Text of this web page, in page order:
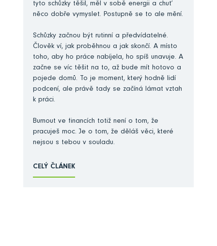
tyto schůzky těšil, měl v sobě energii a chuť
něco dobře vymyslet. Postupně se to ale mění.
Schůzky začnou být rutinní a předvídatelné.
Člověk ví, jak proběhnou a jak skončí. A místo
toho, aby ho práce nabíjela, ho spíš unavuje. A
začne se víc těšit na to, až bude mít hotovo a
pojede domů. To je moment, který hodně lidí
podcení, ale právě tady se začíná lámat vztah
k práci.
Burnout ve financích totiž není o tom, že
pracuješ moc. Je o tom, že děláš věci, které
nejsou s tebou v souladu.
CELÝ ČLÁNEK